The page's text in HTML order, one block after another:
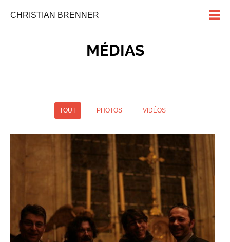
CHRISTIAN BRENNER
MÉDIAS
TOUT PHOTOS VIDÉOS